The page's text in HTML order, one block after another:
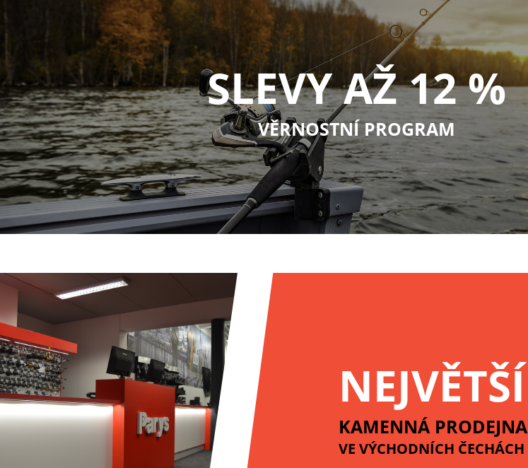
SLEVY AŽ 12 %
VĚRNOSTNÍ PROGRAM
NEJVĚTŠÍ
KAMENNÁ PRODEJNA
VE VÝCHODNÍCH ČECHÁCH